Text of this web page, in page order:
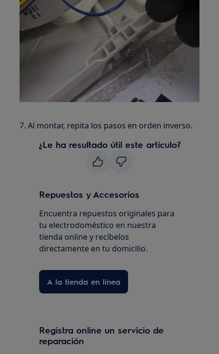
7. Al montar, repita los pasos en orden inverso.
¿Le ha resultado útil este artículo?
Repuestos y Accesorios
Encuentra repuestos originales para
tu electrodoméstico en nuestra
tienda online y recíbelos
directamente en tu domicilio.
A la tienda en línea
Registra online un servicio de
reparación